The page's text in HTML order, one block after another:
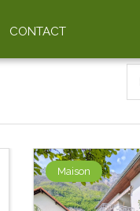
CONTACT
Maison